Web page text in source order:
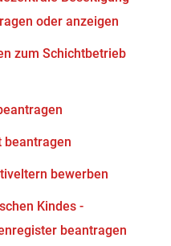
oder anzeigen
zum Schichtbetrieb
beantragen
bewerben
Kindes -
beantragen